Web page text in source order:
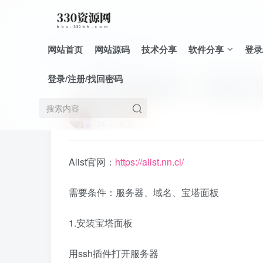
网站首页 网站源码 技术分享 软件分享 登
登录/注册/找回密码
首页 技术分享 正文
Alist零基础搭建教学，无脑轻松
Alist官网： https://alist.nn.ci/
需要条件：服务器、域名、宝塔面板
1.安装宝塔面板
用ssh插件打开服务器